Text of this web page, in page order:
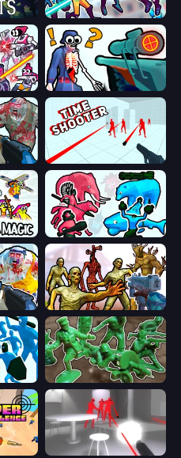
Hero 3: Flying Robot
Space Wars Battleground Sniper Shot: Bullet Time
Time Shooter
Funny Battle Simulator 2
Part 2 Monster Shooter Apocalypse
Soldiers - Capture and Control!
SuperHot